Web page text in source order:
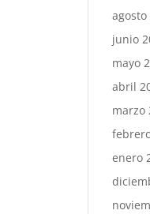
agosto
junio
mayo
abril
marzo
enero